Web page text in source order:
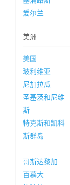
爱尔兰
美洲
美国
玻利维亚
尼加拉瓜
圣基茨和尼维
斯
特克斯和凯科
斯群岛
哥斯达黎加
百慕大